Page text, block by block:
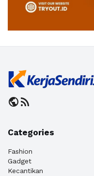
publicrss_feed
Categories
Fashion
Gadget
Kecantikan